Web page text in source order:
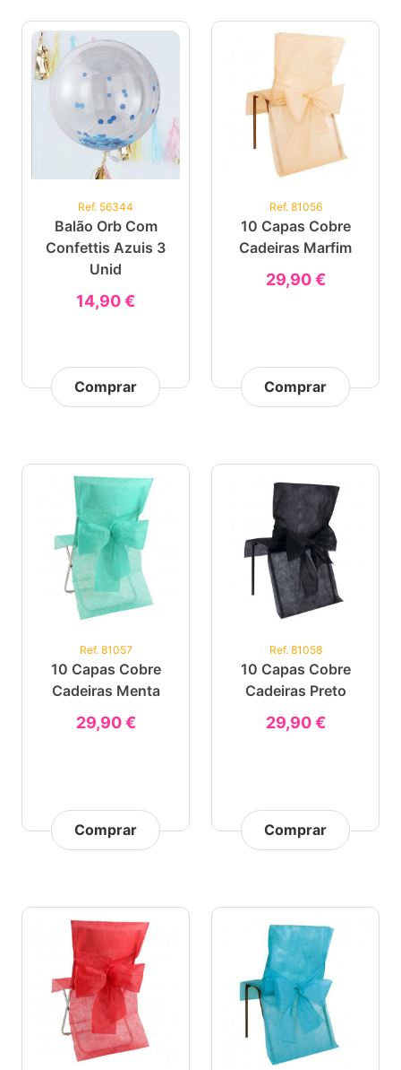
Ref. 56344
Balão Orb Com
Confettis Azuis 3
Unid
14,90 €
Comprar
Ref. 81056
10 Capas Cobre
Cadeiras Marfim
29,90 €
Comprar
Ref. 81057
10 Capas Cobre
Cadeiras Menta
29,90 €
Comprar
Ref. 81058
10 Capas Cobre
Cadeiras Preto
29,90 €
Comprar